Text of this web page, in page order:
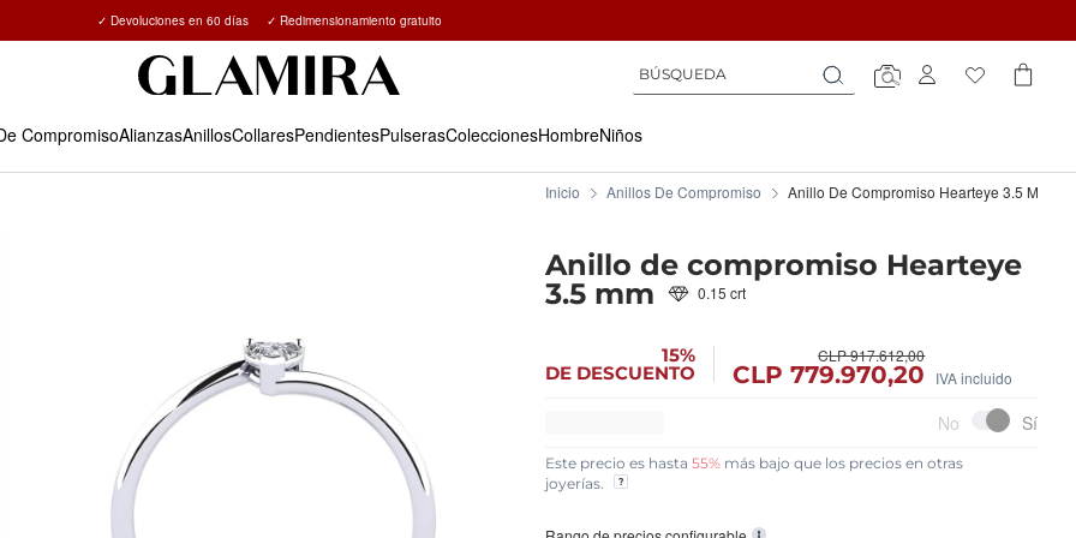
15% en todos los pedidos →
✓ Devoluciones en 60 días ✓ Redimensionamiento gratuito
Búsqueda
Búsqueda
Búsqueda
CompromisoAlianzasAnillosCollaresPendientesPulserasColeccionesHombreNiños
Inicio Anillos De Compromiso Anillo De Compromiso Hearteye 3.5 Mm
Anillo de compromiso Hearteye
3.5 mm
0.15 crt
15%
DE DESCUENTO
CLP 917.612,00
CLP 779.970,20 IVA incluido
Este precio es hasta55% más bajo que los precios en otras
joyerías.